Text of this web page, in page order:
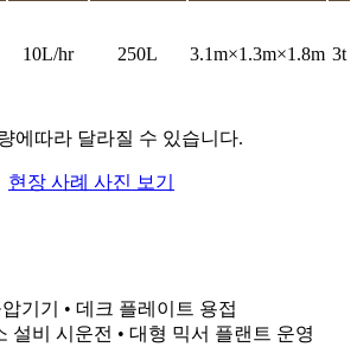
10L/hr 250L 3.1m×1.3m×1.8m 3t
에따라 달라질 수 있습니다.
현장 사례 사진 보기
기기 • 데크 플레이트 용접
설비 시운전 • 대형 믹서 플랜트 운영